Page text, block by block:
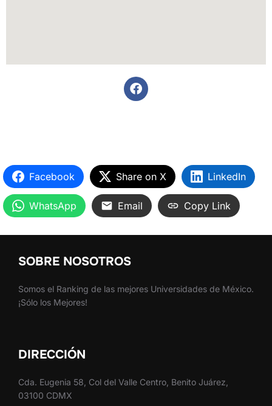
Facebook Share on X LinkedIn
WhatsApp Email Copy Link
SOBRE NOSOTROS
Somos el Ranking de las mejores Universidades de México.
¡Sólo los Mejores!
DIRECCIÓN
Cda. Eugenia 58, Col del Valle Centro, Benito Juárez,
03100 CDMX